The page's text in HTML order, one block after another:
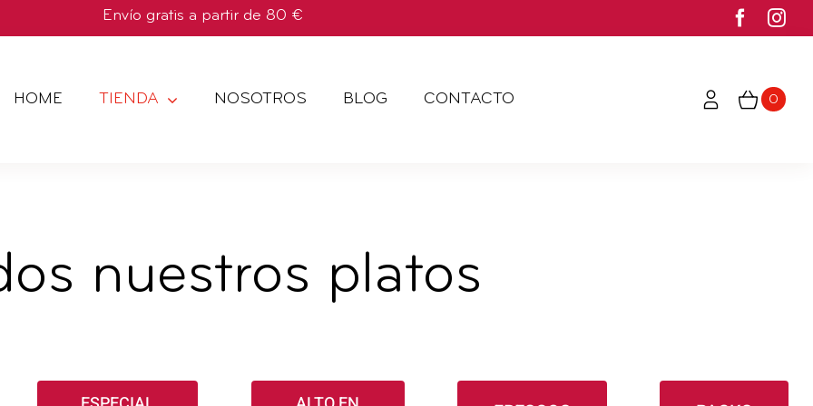
Envío gratis a partir de 80 €
HOME TIENDA NOSOTROS BLOG CONTACTO 0
nuestros platos